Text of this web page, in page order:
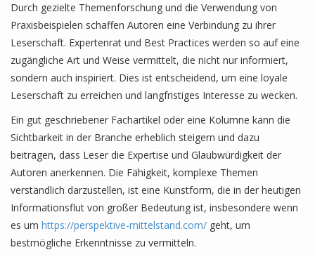
CONTACT
Durch gezielte Themenforschung und die Verwendung von
Praxisbeispielen schaffen Autoren eine Verbindung zu ihrer
Leserschaft. Expertenrat und Best Practices werden so auf eine
zugängliche Art und Weise vermittelt, die nicht nur informiert,
sondern auch inspiriert. Dies ist entscheidend, um eine loyale
Leserschaft zu erreichen und langfristiges Interesse zu wecken.
Ein gut geschriebener Fachartikel oder eine Kolumne kann die
Sichtbarkeit in der Branche erheblich steigern und dazu
beitragen, dass Leser die Expertise und Glaubwürdigkeit der
Autoren anerkennen. Die Fähigkeit, komplexe Themen
verständlich darzustellen, ist eine Kunstform, die in der heutigen
Informationsflut von großer Bedeutung ist, insbesondere wenn
es um https://perspektive-mittelstand.com/ geht, um
bestmögliche Erkenntnisse zu vermitteln.